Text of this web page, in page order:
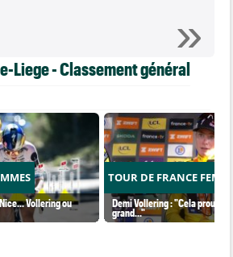
Liege - Classement général
Vollering ou
TOUR DE FRANCE
Demi Vollering : "Cela prouve
grand..."